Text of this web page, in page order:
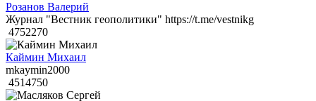
Розанов Валерий
Журнал "Вестник геополитики" https://t.me/vestnikg
4752270
Каймин Михаил
mkaymin2000
4514750